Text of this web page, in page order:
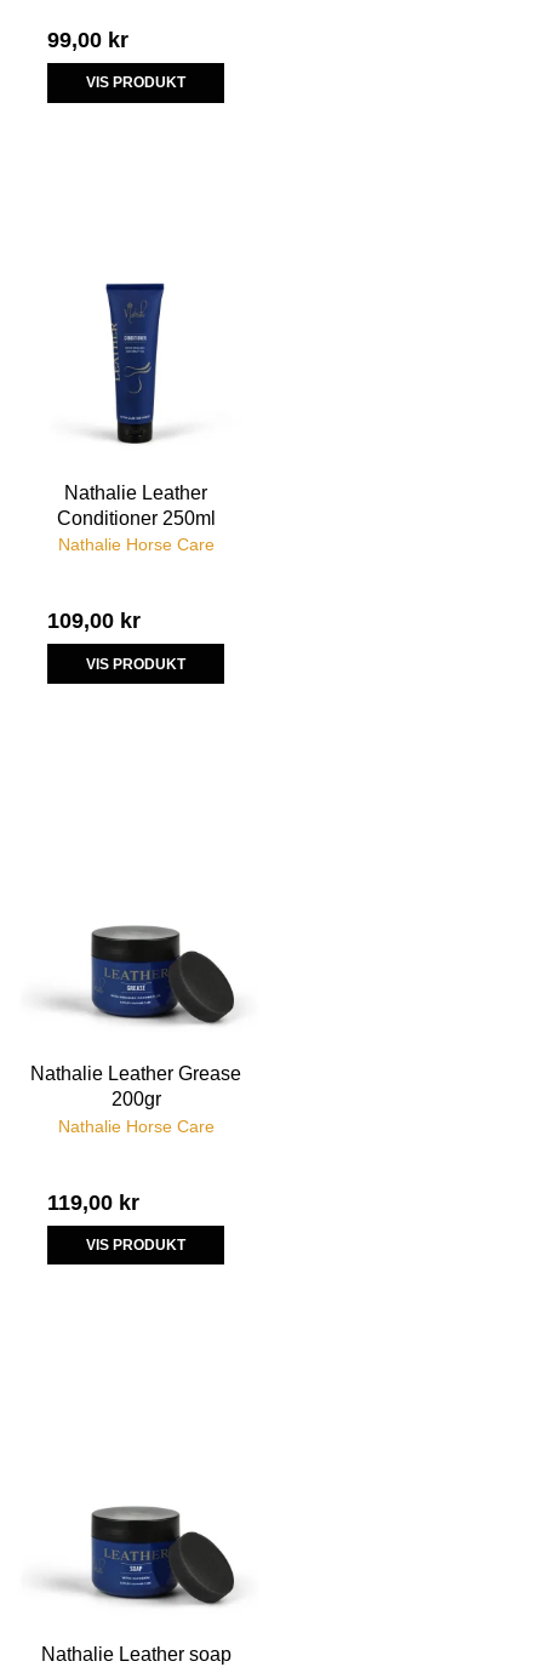
99,00 kr
VIS PRODUKT
Nathalie Leather
Conditioner 250ml
Nathalie Horse Care
109,00 kr
VIS PRODUKT
Nathalie Leather Grease
200gr
Nathalie Horse Care
119,00 kr
VIS PRODUKT
Nathalie Leather soap